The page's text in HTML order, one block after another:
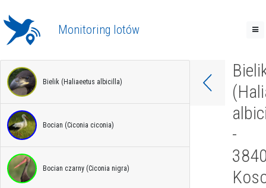
Monitoring lotów
Bielik (Haliaeetus albicilla)
Bocian (Ciconia ciconia)
Bocian czarny (Ciconia nigra)
-